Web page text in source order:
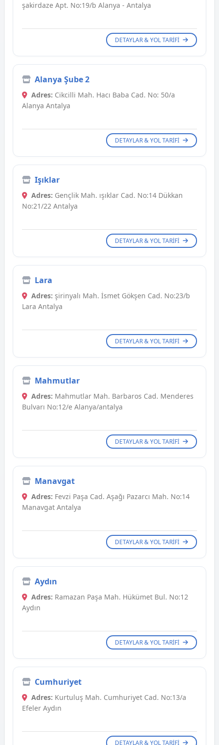
şakirdaze Apt. No:19/b Alanya - Antalya
DETAYLAR & YOL TARIFI
Alanya Şube 2
Adres: Cikcilli Mah. Hacı Baba Cad. No: 50/a
Alanya Antalya
DETAYLAR & YOL TARIFI
Işıklar
Adres: Gençlik Mah. ışıklar Cad. No:14 Dükkan
No:21/22 Antalya
DETAYLAR & YOL TARIFI
Lara
Adres: şirinyalı Mah. İsmet Gökşen Cad. No:23/b
Lara Antalya
DETAYLAR & YOL TARIFI
Mahmutlar
Adres: Mahmutlar Mah. Barbaros Cad. Menderes
Bulvarı No:12/e Alanya/antalya
DETAYLAR & YOL TARIFI
Manavgat
Adres: Fevzi Paşa Cad. Aşağı Pazarcı Mah. No:14
Manavgat Antalya
DETAYLAR & YOL TARIFI
Aydın
Adres: Ramazan Paşa Mah. Hükümet Bul. No:12
Aydın
DETAYLAR & YOL TARIFI
Cumhuriyet
Adres: Kurtuluş Mah. Cumhuriyet Cad. No:13/a
Efeler Aydın
DETAYLAR & YOL TARIFI